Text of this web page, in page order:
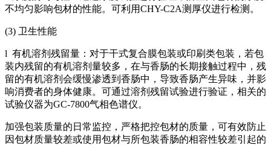
不均匀影响包材的性能。可利用CHY-C2A测厚仪进行检测。
(3) 卫生性能
l 有机溶剂残留量：对于干式复合膜包装或印刷类包装，若包
装内残留的有机溶剂量较多，在与香肠的长期接触过程中，残
留的有机溶剂会缓慢渗透到香肠中，导致香肠产生异味，并影
响消费者的身体健康。可通过溶剂残留试验进行验证，相关的
试验仪器为GC-7800气相色谱仪。
加强包装质量的日常监控，严格把控包材的质量，可有效防止
因包材质量较差或使用包材与所包装香肠的相容性较差引起的